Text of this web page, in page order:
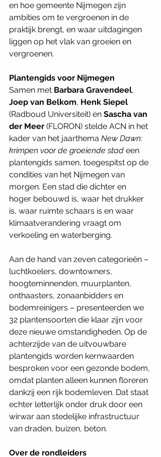
en hoe gemeente Nijmegen zijn
ambities om te vergroenen in de
praktijk brengt, en waar uitdagingen
liggen op het vlak van groeien en
vergroenen.
Plantengids voor Nijmegen
Samen met Barbara Gravendeel,
Joep van Belkom, Henk Siepel
(Radboud Universiteit) en Sascha van
der Meer (FLORON) stelde ACN in het
kader van het jaarthema New Dawn:
krimpen voor de groeiende stad een
plantengids samen, toegespitst op de
condities van het Nijmegen van
morgen. Een stad die dichter en
hoger bebouwd is, waar het drukker
is, waar ruimte schaars is en waar
klimaatverandering vraagt om
verkoeling en waterberging.
Aan de hand van zeven categorieën –
luchtkoelers, downtowners,
hoogteminnenden, muurplanten,
onthaasters, zonaanbidders en
bodemreinigers – presenteerden we
32 plantensoorten die klaar zijn voor
deze nieuwe omstandigheden. Op de
achterzijde van de uitvouwbare
plantengids worden kernwaarden
besproken voor een gezonde bodem,
omdat planten alleen kunnen floreren
dankzij een rijk bodemleven. Dat staat
echter letterlijk onder druk door een
wirwar aan stedelijke infrastructuur
van draden, buizen, beton.
Over de rondleiders